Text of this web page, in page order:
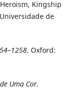
Kingship
de
. Oxford:
Uma Cor.